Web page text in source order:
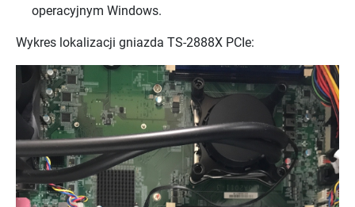
operacyjnym Windows.
Wykres lokalizacji gniazda TS-2888X PCIe: